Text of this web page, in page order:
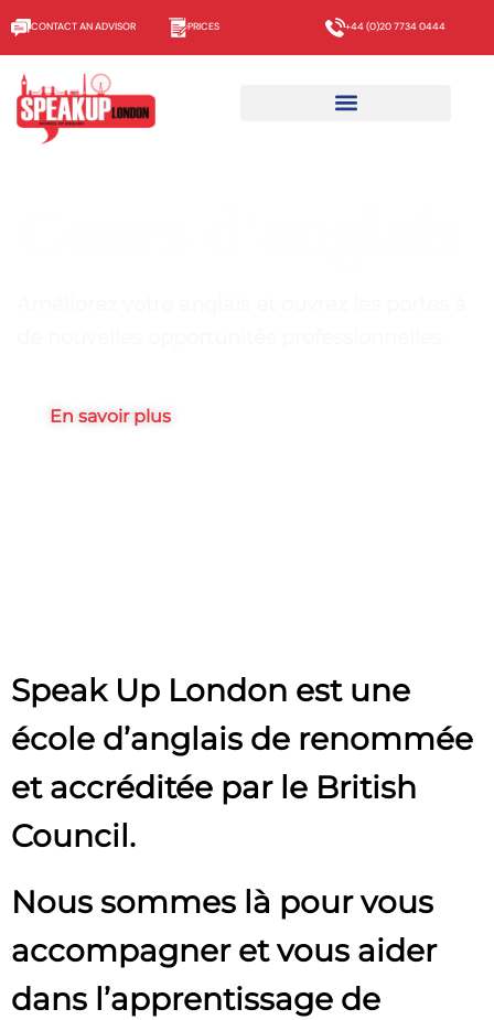
CONTACT AN ADVISOR PRICES +44 (0)20 7734 0444
En savoir plus
Speak Up London est une
école d’anglais de renommée
et accréditée par le British
Council.
Nous sommes là pour vous
accompagner et vous aider
dans l’apprentissage de